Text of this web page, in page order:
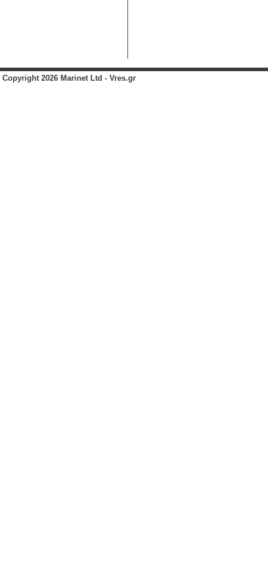
Copyright 2026 Marinet Ltd - Vres.gr